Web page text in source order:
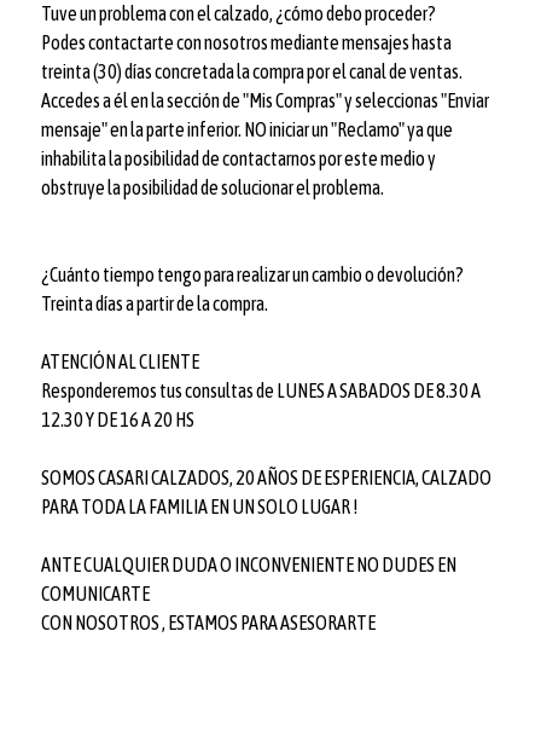
Tuve un problema con el calzado, ¿cómo debo proceder?
Podes contactarte con nosotros mediante mensajes hasta
treinta (30) días concretada la compra por el canal de ventas.
Accedes a él en la sección de "Mis Compras" y seleccionas "Enviar
mensaje" en la parte inferior. NO iniciar un "Reclamo" ya que
inhabilita la posibilidad de contactarnos por este medio y
obstruye la posibilidad de solucionar el problema.
¿Cuánto tiempo tengo para realizar un cambio o devolución?
Treinta días a partir de la compra.
ATENCIÓN AL CLIENTE
Responderemos tus consultas de LUNES A SABADOS DE 8.30 A
12.30 Y DE 16 A 20 HS
SOMOS CASARI CALZADOS, 20 AÑOS DE ESPERIENCIA, CALZADO
PARA TODA LA FAMILIA EN UN SOLO LUGAR !
ANTE CUALQUIER DUDA O INCONVENIENTE NO DUDES EN
COMUNICARTE
CON NOSOTROS , ESTAMOS PARA ASESORARTE